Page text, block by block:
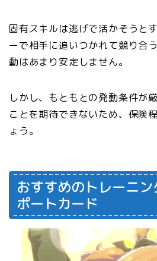
固有スキルは逃げで活かそうと
ーで相手に追いつかれて競り合
動はあまり安定しません。
しかし、もともとの発動条件が
ことを期待できないため、保険
ょう。
おすすめのトレーニ
ポートカード